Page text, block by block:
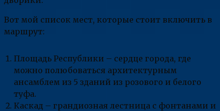
Вот мой список мест, которые стоит включить в
маршрут:
Площадь Республики – сердце города, где
можно полюбоваться архитектурным
ансамблем из 5 зданий из розового и белого
туфа.
Каскад – грандиозная лестница с фонтанами и